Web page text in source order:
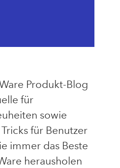
Produkt-Blog
für
sowie
für Benutzer
immer das Beste
herausholen